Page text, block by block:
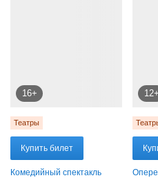
16+
Театры
Купить билет
Комедийный спектакль
12+